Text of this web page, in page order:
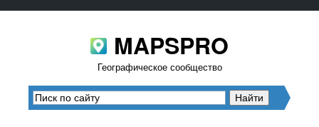
MAPSPRO
Географическое сообщество